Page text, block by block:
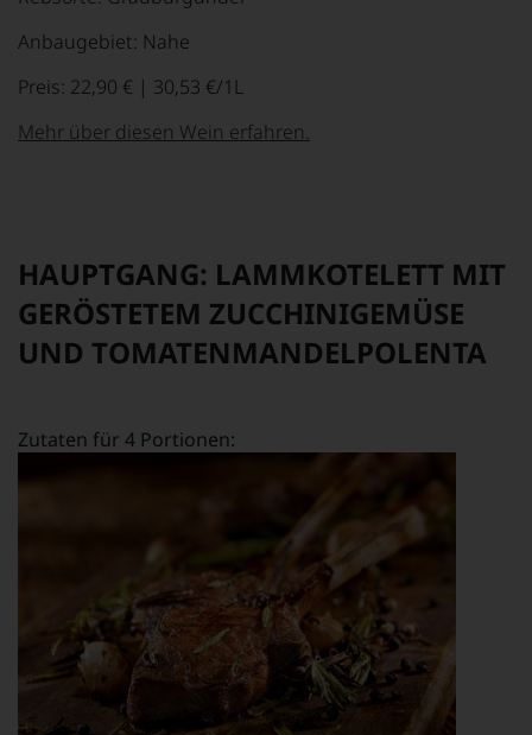
Anbaugebiet: Nahe
Preis: 22,90 € | 30,53 €/1L
Mehr über diesen Wein erfahren.
HAUPTGANG: LAMMKOTELETT MIT
GERÖSTETEM ZUCCHINIGEMÜSE
UND TOMATENMANDELPOLENTA
Zutaten für 4 Portionen: